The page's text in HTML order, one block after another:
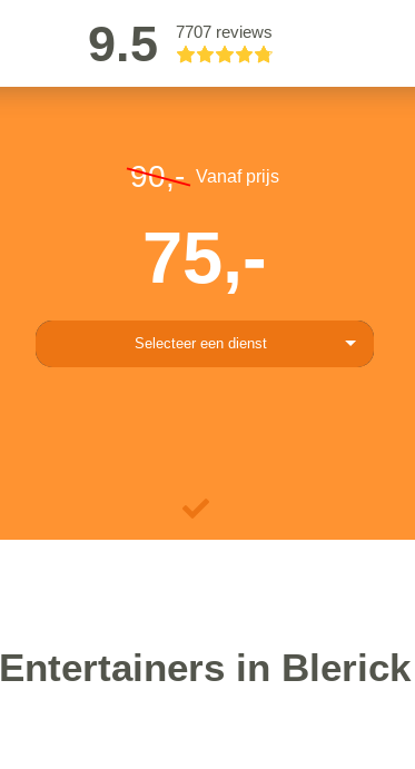
9.5 7707 reviews
90,- Vanaf prijs
75,-
Selecteer een dienst
Entertainers in Blerick